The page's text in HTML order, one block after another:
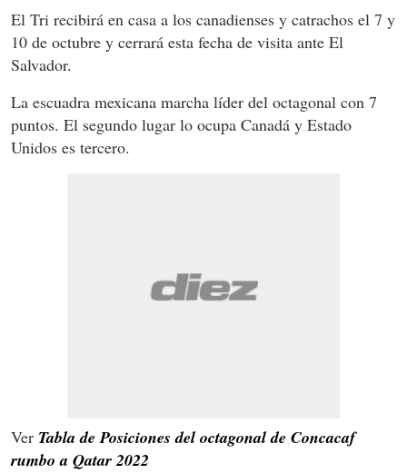
El Tri recibirá en casa a los canadienses y catrachos el 7 y
10 de octubre y cerrará esta fecha de visita ante El
Salvador.
La escuadra mexicana marcha líder del octagonal con 7
puntos. El segundo lugar lo ocupa Canadá y Estado
Unidos es tercero.
Ver Tabla de Posiciones del octagonal de Concacaf
rumbo a Qatar 2022